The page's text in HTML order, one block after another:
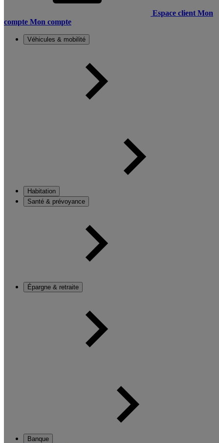
Espace client Mon
compte Mon compte
Véhicules & mobilité
Habitation
Santé & prévoyance
Épargne & retraite
Banque